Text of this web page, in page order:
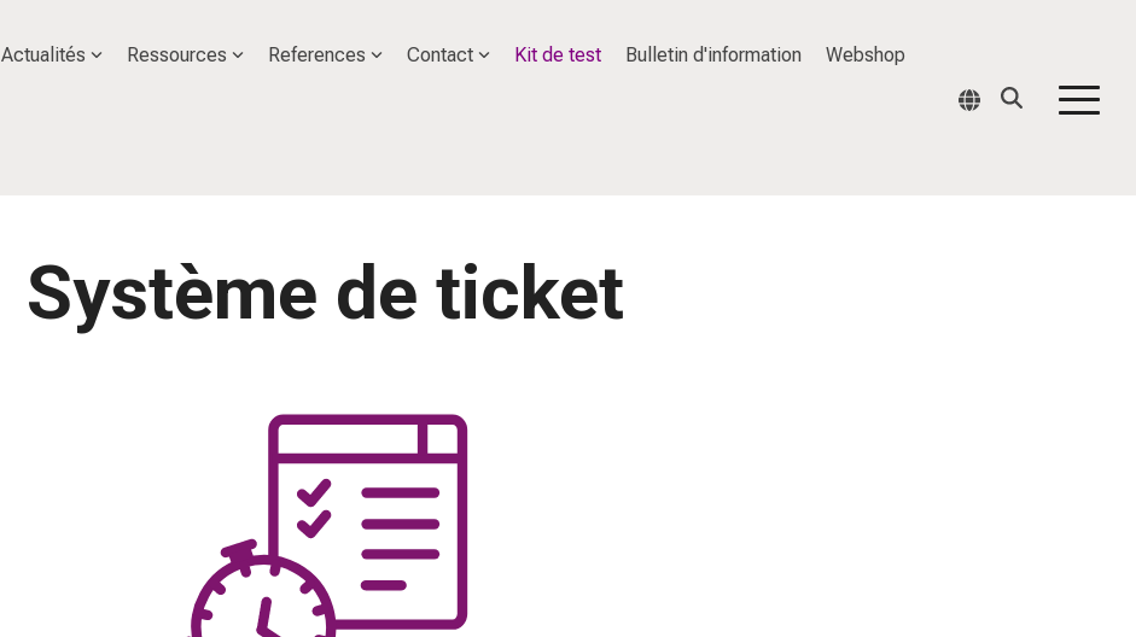
Actualités Ressources References Contact Kit de test Bulletin d'information Webshop
Système de ticket